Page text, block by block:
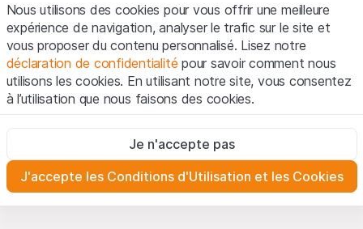
protection spécifique des investisseurs prévue par la LPCC.
Conditions d'utilisation et informations juridiques
En utilisant le Site Web de Leonteq Securities AG (ci-après
"Site Web"), vous confirmez que vous avez compris et que
vous acceptez les informations juridiques, les notes
vous n'acceptez pas les Conditions d'utilisation, veuillez-
vous abstenir d'utiliser ce Site Web.
Informations propriétaires
Tous les droits de propriété intellectuelle (par exemple, les
Nous utilisons des cookies pour vous offrir une meilleure
expérience de navigation, analyser le trafic sur le site et
vous proposer du contenu personnalisé. Lisez notre
déclaration de confidentialité pour savoir comment nous
utilisons les cookies. En utilisant notre site, vous consentez
à l’utilisation que nous faisons des cookies.
Ces cookies sont nécessaires au bon fonctionnement du site
Internet et ne peuvent pas être désactivés.
Analyses
Ces cookies suivent les interactions des visiteurs du site
Je n'accepte pas
J'accepte les Conditions d'Utilisation et les Cookies